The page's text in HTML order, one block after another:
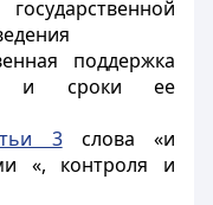
поддержка
и сроки ее
3слова «и
«, контроля и